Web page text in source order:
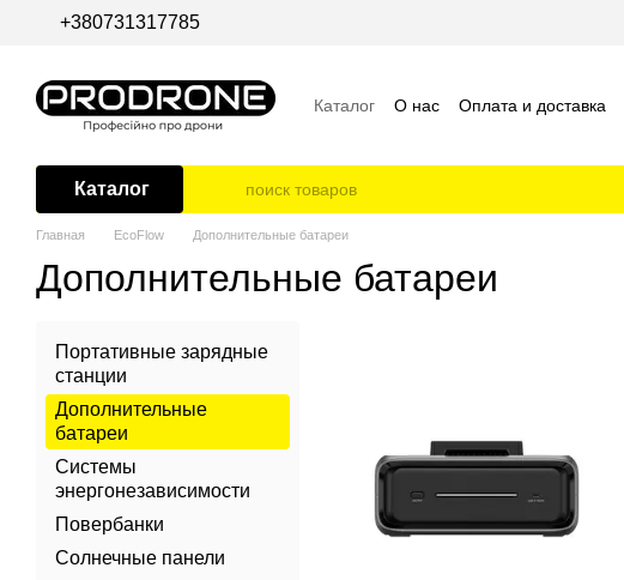
Перейти к основному контенту
+380731317785
Каталог О нас Оплата и доставка
Каталог
Главная EcoFlow Дополнительные батареи
Дополнительные батареи
Портативные зарядные
станции
Дополнительные
батареи
Системы
энергонезависимости
Повербанки
Солнечные панели